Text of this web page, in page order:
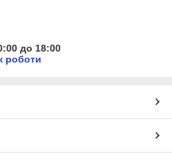
до 18:00
роботи